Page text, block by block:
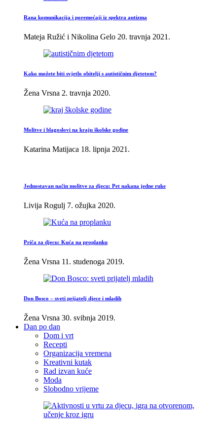
Rana komunikacija i poremećaji iz spektra autizma
Mateja Ružić i Nikolina Gelo 20. travnja 2021.
Kako možete biti svjetlo obitelji s autističnim djetetom?
Žena Vrsna 2. travnja 2020.
Molitve i blagoslovi na kraju školske godine
Katarina Matijaca 18. lipnja 2021.
Jednostavan način molitve za djecu: Pet nakana jedne ruke
Livija Rogulj 7. ožujka 2020.
Priča za djecu: Kuća na proplanku
Žena Vrsna 11. studenoga 2019.
Don Bosco – sveti prijatelj djece i mladih
Žena Vrsna 30. svibnja 2019.
Dan po dan
Dom i vrt
Recepti
Organizacija vremena
Kreativni kutak
Rad izvan kuće
Moda
Slobodno vrijeme